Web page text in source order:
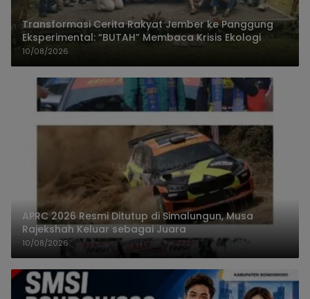
Transformasi Cerita Rakyat Jember ke Panggung
Eksperimental: “BUTAH” Membaca Krisis Ekologi
10/08/2026
APRC 2026 Resmi Ditutup di Simalungun, Musa
Rajekshah Keluar sebagai Juara
10/08/2026